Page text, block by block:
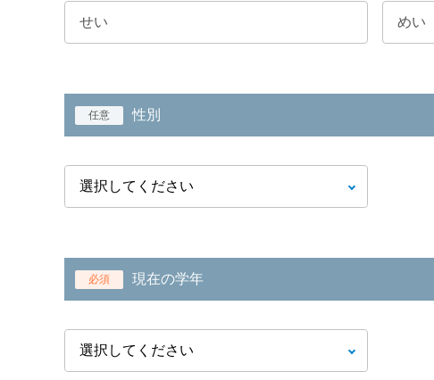
任意 性別
必須 現在の学年